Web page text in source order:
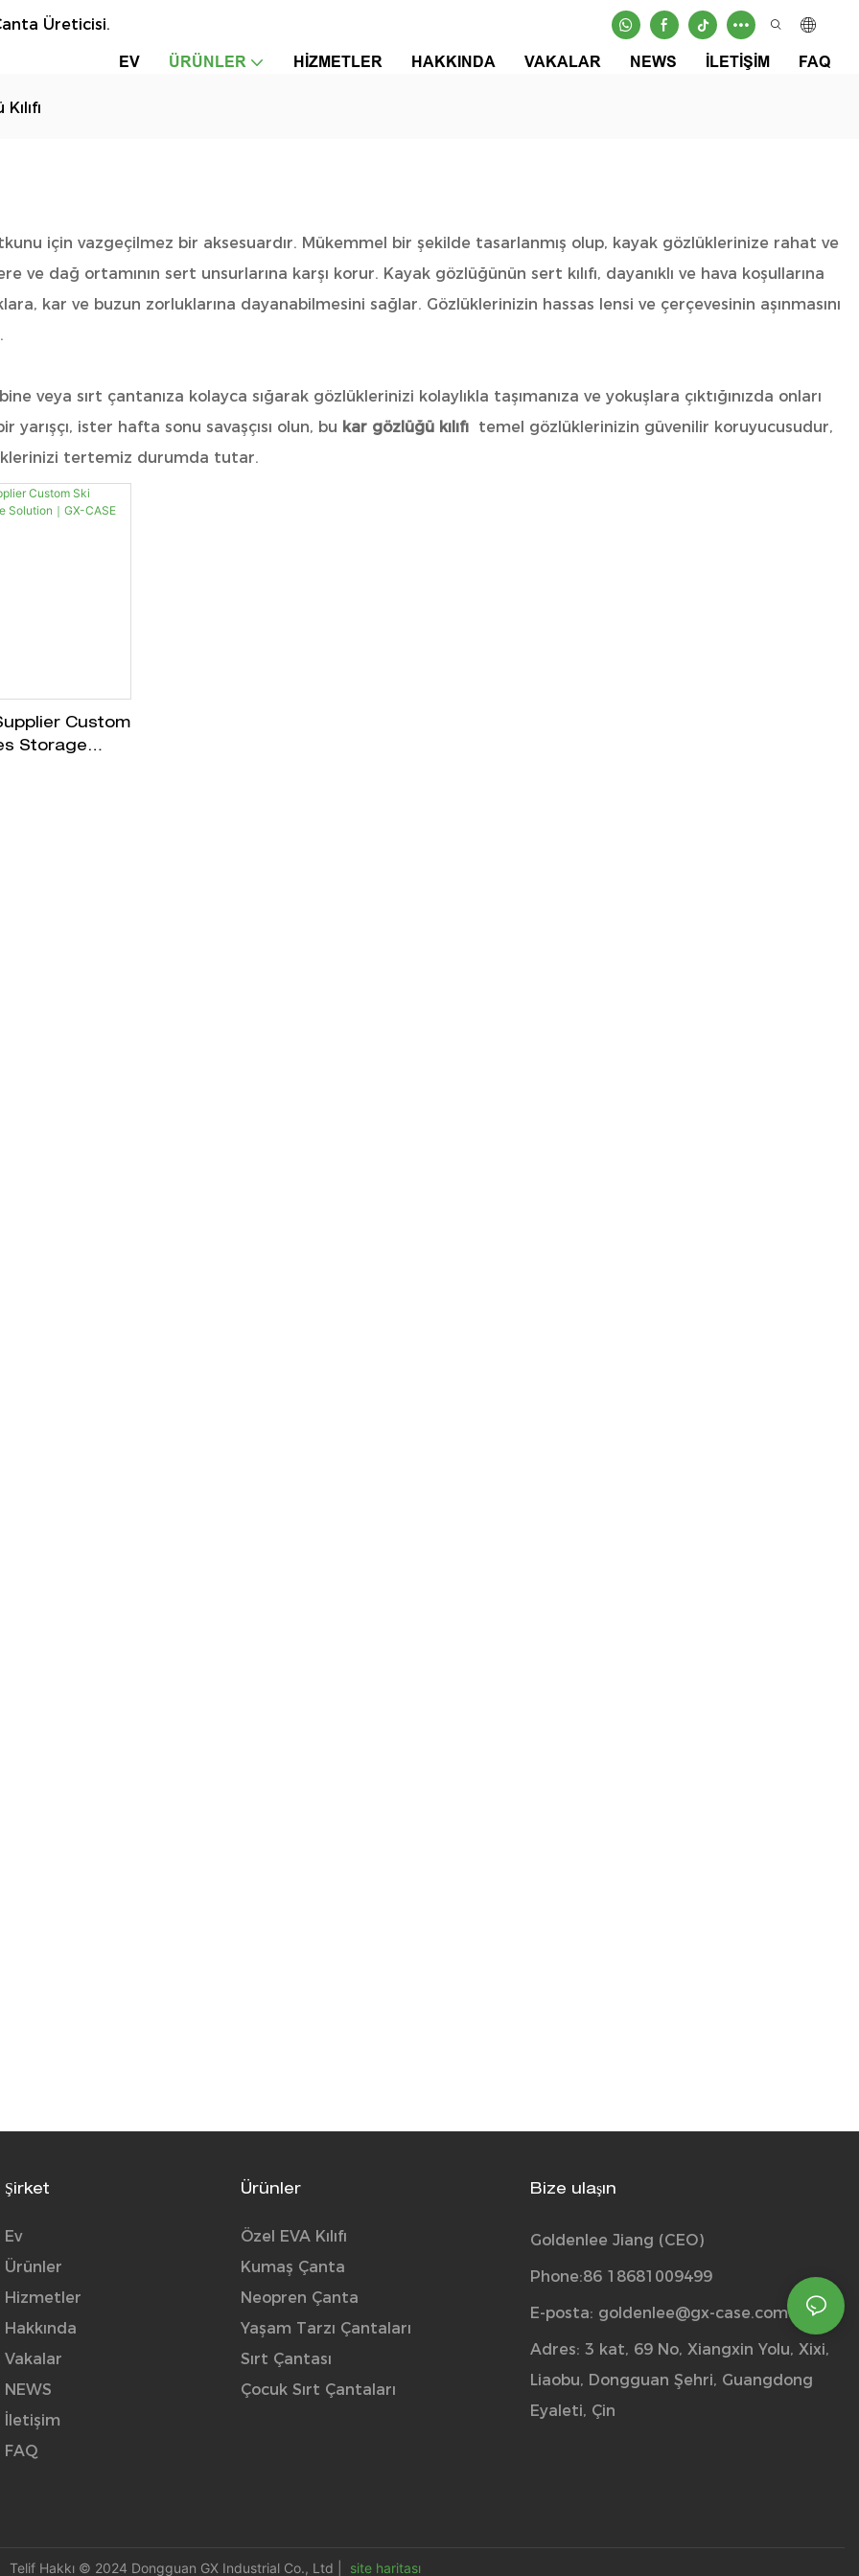
Üreticisi.
EV ÜRÜNLER HIZMETLER HAKKINDA VAKALAR NEWS İLETIŞIM FAQ
için vazgeçilmez bir aksesuardır. Mükemmel bir şekilde tasarlanmış olup, kayak gözlüklerinize rahat ve
dağ ortamının sert unsurlarına karşı korur. Kayak gözlüğünün sert kılıfı, dayanıklı ve hava koşullarına
kar ve buzun zorluklarına dayanabilmesini sağlar. Gözlüklerinizin hassas lensi ve çerçevesinin aşınmasını
veya sırt çantanıza kolayca sığarak gözlüklerinizi kolaylıkla taşımanıza ve yokuşlara çıktığınızda onları
ister hafta sonu savaşçısı olun, bu kar gözlüğü kılıfı temel gözlüklerinizin güvenilir koruyucusudur,
tertemiz durumda tutar.
Custom
Storage
Şirket
Ev
Ürünler
Hizmetler
Hakkında
Vakalar
NEWS
İletişim
FAQ
Ürünler
Özel EVA Kılıfı
Kumaş Çanta
Neopren Çanta
Yaşam Tarzı Çantaları
Sırt Çantası
Çocuk Sırt Çantaları
Bize ulaşın
Goldenlee Jiang (CEO)
Phone:86 18681009499
E-posta: goldenlee@gx-case.com
Adres: 3 kat, 69 No, Xiangxin Yolu, Xixi,
Liaobu, Dongguan Şehri, Guangdong
Eyaleti, Çin
Telif Hakkı © 2024 Dongguan GX Industrial Co., Ltd | site haritası